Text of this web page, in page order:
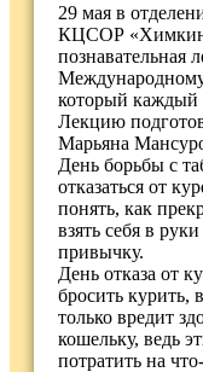
29 мая в
КЦСОР
познавательная
который каждый
Лекцию
Марьяна
День борьбы с
отказаться от
понять, как
взять себя в
привычку.
День отказа от
бросить курить,
только вредит
кошельку, ведь
потратить на